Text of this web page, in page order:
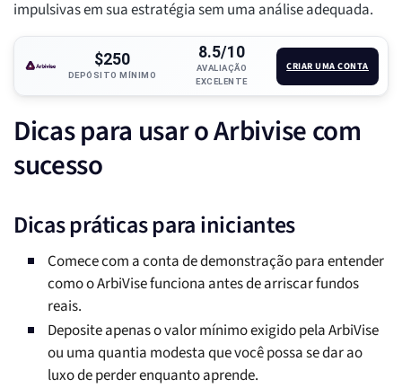
impulsivas em sua estratégia sem uma análise adequada.
$250
DEPÓSITO MÍNIMO
8.5/10
AVALIAÇÃO
EXCELENTE
CRIAR UMA CONTA
Dicas para usar o Arbivise com
sucesso
Dicas práticas para iniciantes
Comece com a conta de demonstração para entender
como o ArbiVise funciona antes de arriscar fundos
reais.
Deposite apenas o valor mínimo exigido pela ArbiVise
ou uma quantia modesta que você possa se dar ao
luxo de perder enquanto aprende.